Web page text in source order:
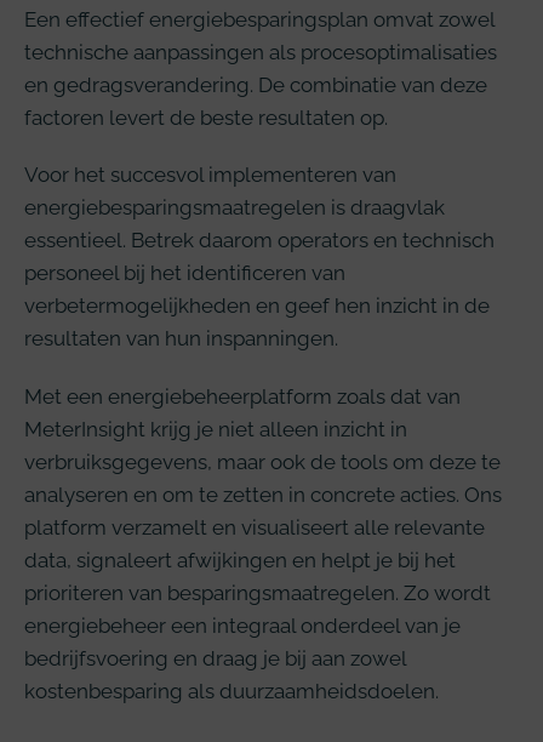
Een effectief energiebesparingsplan omvat zowel
technische aanpassingen als procesoptimalisaties
en gedragsverandering. De combinatie van deze
factoren levert de beste resultaten op.
Voor het succesvol implementeren van
energiebesparingsmaatregelen is draagvlak
essentieel. Betrek daarom operators en technisch
personeel bij het identificeren van
verbetermogelijkheden en geef hen inzicht in de
resultaten van hun inspanningen.
Met een energiebeheerplatform zoals dat van
MeterInsight krijg je niet alleen inzicht in
verbruiksgegevens, maar ook de tools om deze te
analyseren en om te zetten in concrete acties. Ons
platform verzamelt en visualiseert alle relevante
data, signaleert afwijkingen en helpt je bij het
prioriteren van besparingsmaatregelen. Zo wordt
energiebeheer een integraal onderdeel van je
bedrijfsvoering en draag je bij aan zowel
kostenbesparing als duurzaamheidsdoelen.